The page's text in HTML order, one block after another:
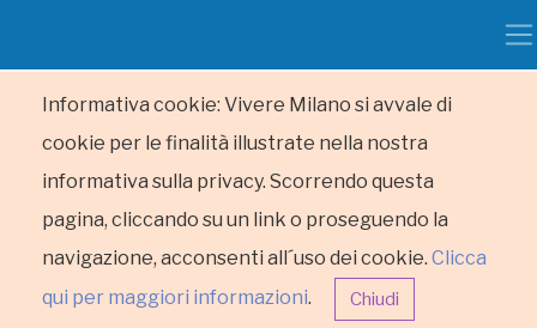
Informativa cookie: Vivere Milano si avvale di
cookie per le finalità illustrate nella nostra
informativa sulla privacy. Scorrendo questa
pagina, cliccando su un link o proseguendo la
navigazione, acconsenti all´uso dei cookie. Clicca
qui per maggiori informazioni. Chiudi